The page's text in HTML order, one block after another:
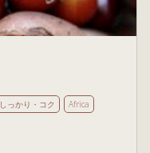
しっかり・コク Africa